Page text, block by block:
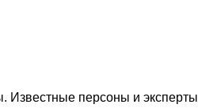
Известные персоны и эксперты